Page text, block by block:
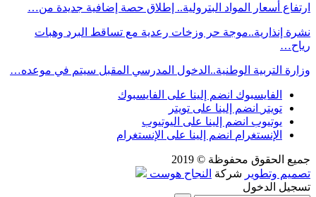
ارتفاع أسعار المواد البترولية.. إطلاق حصة إضافية جديدة من…
نشرة إنذارية..موجة حر وزخات رعدية مع تساقط البرد وهبات
رياح…
وزارة التربية الوطنية..الدخول المدرسي المقبل سیتم في موعده…
الفايسبوك انضم إلينا على الفايسبوك
تويتر
انضم إلينا على تويتر
يوتيوب انضم إلينا على اليوتيوب
الإنستغرام انضم إلينا على الإنستغرام
جميع الحقوق محفوظة © 2019
تصميم وتطوير شركة النجاح هوست
تسجيل الدخول